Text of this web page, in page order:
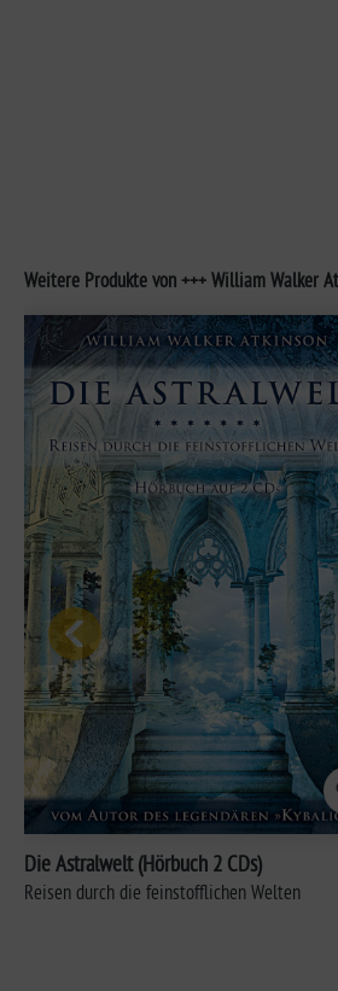
Weitere Produkte von +++ William Walker
Die Astralwelt (Hörbuch 2 CDs)
Reisen durch die feinstofflichen Welten